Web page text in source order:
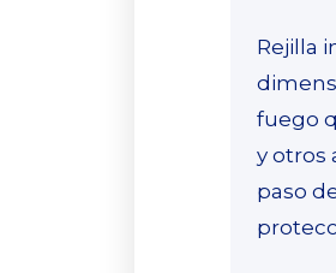
Rejilla
fuego
y otros
paso